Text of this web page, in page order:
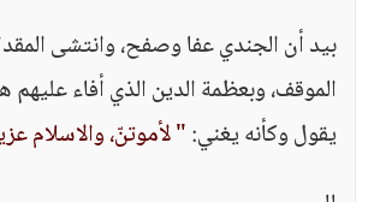
بيد أن الجندي عفا وصفح، وانتشى
الموقف، وبعظمة الدين الذي أفاء عليهم
يقول وكأنه يغني:" لأموتنّ، والاسلام